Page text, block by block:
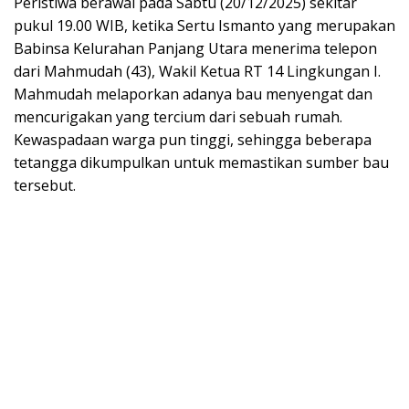
pukul 19.00 WIB, ketika Sertu Ismanto yang merupakan
Babinsa Kelurahan Panjang Utara menerima telepon
dari Mahmudah (43), Wakil Ketua RT 14 Lingkungan I.
Mahmudah melaporkan adanya bau menyengat dan
mencurigakan yang tercium dari sebuah rumah.
Kewaspadaan warga pun tinggi, sehingga beberapa
tetangga dikumpulkan untuk memastikan sumber bau
tersebut.